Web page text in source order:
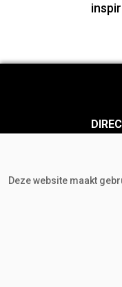
Visie
Deze website maakt